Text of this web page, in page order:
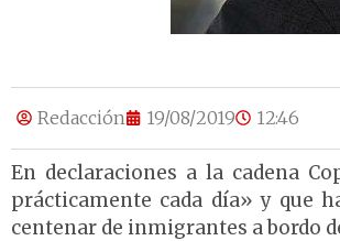
Redacción 19/08/2019 12:46
En declaraciones a la cadena
prácticamente cada día» y que
centenar de inmigrantes a bordo